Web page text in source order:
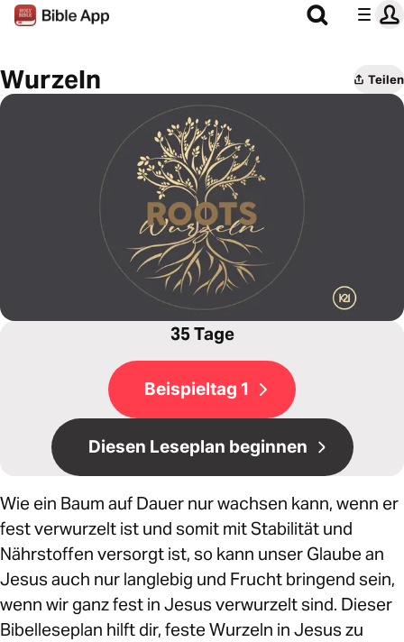
Wurzeln Teilen
35 Tage
Beispieltag 1
Diesen Leseplan beginnen
Wie ein Baum auf Dauer nur wachsen kann, wenn er
fest verwurzelt ist und somit mit Stabilität und
Nährstoffen versorgt ist, so kann unser Glaube an
Jesus auch nur langlebig und Frucht bringend sein,
wenn wir ganz fest in Jesus verwurzelt sind. Dieser
Bibelleseplan hilft dir, feste Wurzeln in Jesus zu